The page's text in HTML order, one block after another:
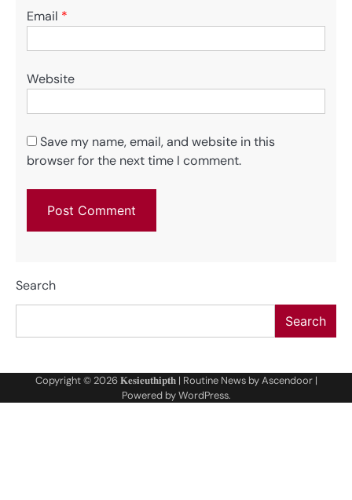
Email *
Website
Save my name, email, and website in this
browser for the next time I comment.
Search
Search
Copyright © 2026𝐊𝐞𝐬𝐢𝐞𝐮𝐭𝐡𝐢𝐩𝐭𝐡| Routine News byAscendoor|
Powered byWordPress.